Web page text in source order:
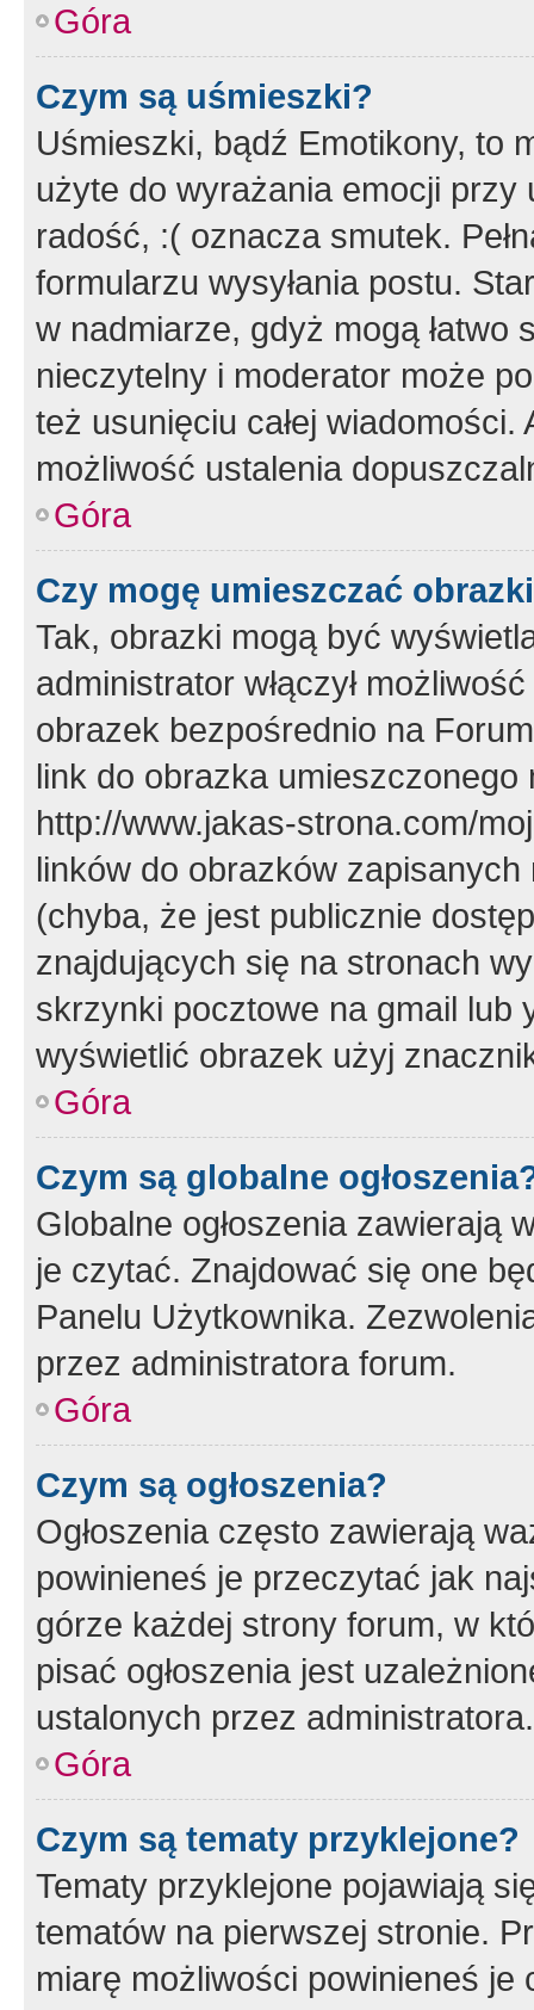
Góra
Czym są uśmieszki?
Uśmieszki, bądź Emotikony, to
użyte do wyrażania emocji
radość, :( oznacza smutek.
formularzu wysyłania postu.
w nadmiarze, gdyż mogą
nieczytelny i moderator może
też usunięciu całej
możliwość ustalenia
Góra
Czy mogę umieszczać
Tak, obrazki mogą być
administrator włączył
obrazek bezpośrednio na
link do obrazka
http://www.jakas-strona.com/
linków do obrazków
(chyba, że jest publicznie
znajdujących się na stronach
skrzynki pocztowe na gmail lub
wyświetlić obrazek użyj
Góra
Czym są globalne
Globalne ogłoszenia zawierają
je czytać. Znajdować się one
Panelu Użytkownika.
przez administratora forum.
Góra
Czym są ogłoszenia?
Ogłoszenia często zawierają
powinieneś je przeczytać jak
górze każdej strony forum, w
pisać ogłoszenia jest
ustalonych przez administratora.
Góra
Czym są tematy przyklejone?
Tematy przyklejone pojawiają
tematów na pierwszej stronie.
miarę możliwości powinieneś je